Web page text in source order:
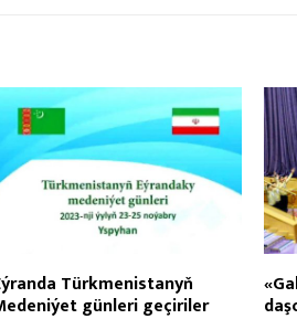
Türkmenistanyň
günleri geçiriler